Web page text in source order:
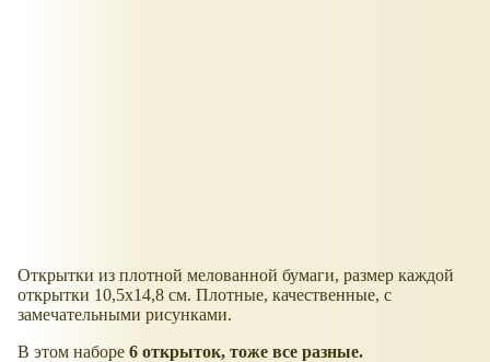
Открытки из плотной мелованной бумаги, размер каждой
открытки 10,5х14,8 см. Плотные, качественные, с
замечательными рисунками.
В этом наборе 6 открыток, тоже все разные.